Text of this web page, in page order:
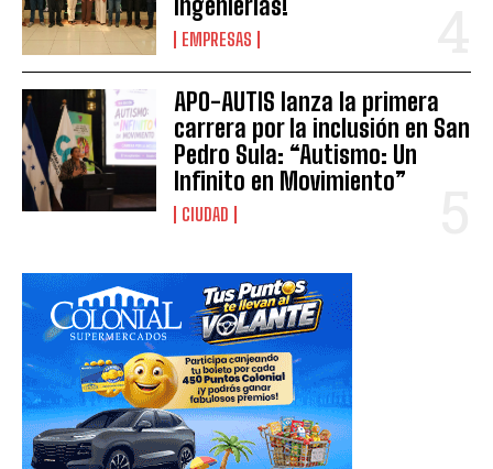
Ingenierías!
EMPRESAS
APO-AUTIS lanza la primera
carrera por la inclusión en San
Pedro Sula: “Autismo: Un
Infinito en Movimiento”
CIUDAD